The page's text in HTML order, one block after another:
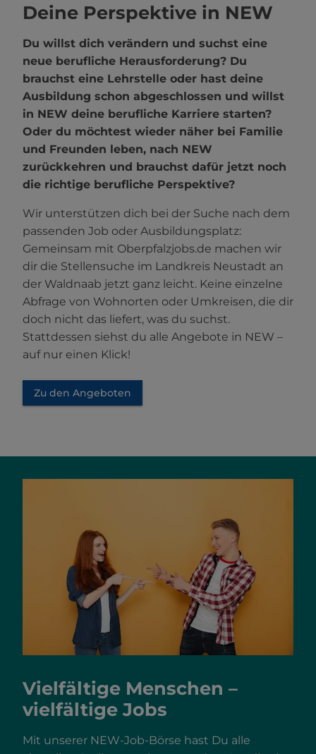
Deine Perspektive in NEW
Du willst dich verändern und suchst eine
neue berufliche Herausforderung? Du
brauchst eine Lehrstelle oder hast deine
Ausbildung schon abgeschlossen und willst
in NEW deine berufliche Karriere starten?
Oder du möchtest wieder näher bei Familie
und Freunden leben, nach NEW
zurückkehren und brauchst dafür jetzt noch
die richtige berufliche Perspektive?
Wir unterstützen dich bei der Suche nach dem
passenden Job oder Ausbildungsplatz:
Gemeinsam mit Oberpfalzjobs.de machen wir
dir die Stellensuche im Landkreis Neustadt an
der Waldnaab jetzt ganz leicht. Keine einzelne
Abfrage von Wohnorten oder Umkreisen, die dir
doch nicht das liefert, was du suchst.
Stattdessen siehst du alle Angebote in NEW –
auf nur einen Klick!
Zu den Angeboten
Vielfältige Menschen –
vielfältige Jobs
Mit unserer NEW-Job-Börse hast Du alle